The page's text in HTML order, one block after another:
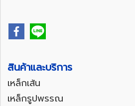
สินค้าและบริการ
เหล็กเส้น
เหล็กรูปพรรณ